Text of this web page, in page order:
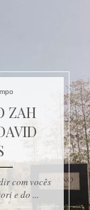
ZAH
com vocês
e do ...